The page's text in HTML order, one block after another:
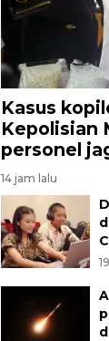
Kasus
Kepolisian
personel
14 jam lalu